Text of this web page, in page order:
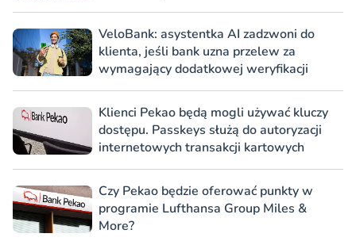
VeloBank: asystentka AI zadzwoni do
klienta, jeśli bank uzna przelew za
wymagający dodatkowej weryfikacji
Klienci Pekao będą mogli używać kluczy
dostępu. Passkeys służą do autoryzacji
internetowych transakcji kartowych
Czy Pekao będzie oferować punkty w
programie Lufthansa Group Miles &
More?